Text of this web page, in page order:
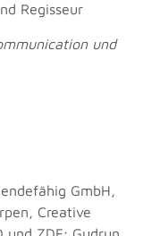
Regisseur
und
GmbH,
Creative